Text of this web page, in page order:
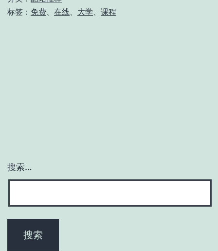
标签： 免费 在线 大学 课程
搜索…